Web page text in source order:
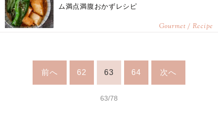
ム満点満腹おかずレシピ
Gourmet / Recipe
前へ 62 63 64 次へ
63/78